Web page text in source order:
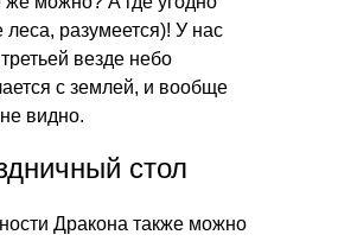
леса, разумеется)! У нас
везде небо
с землей, и вообще
видно.
стол
Дракона также можно